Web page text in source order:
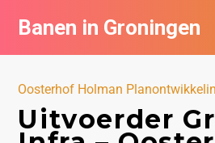
Banen in Groningen
Oosterhof Holman
Uitvoerder
Vacatures per bedrijf
De populairste vacatures in